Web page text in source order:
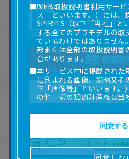
作品
ガンダムビルドファイタ
取扱説
ご意見フ
■WEB取扱説明書利用サー
ス」といいます。）には、
SPIRITS（以下「当社」と
する全てのプラモデルの取
ているわけではありません
部または全部の取扱説明書
合があります。
■本サービス中に掲載された
に含まれる画像、説明文そ
下「画像等」といいます。
の他一切の知的財産権は当
の許諾を受ける第三者に帰
使用（本サービス内の意見
等の利用を含みます。）を
複写、改変、掲示、頒布、
を含むがこれに限りません
同意する